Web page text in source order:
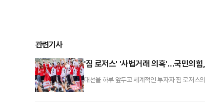
관련기사
'짐 로저스' '사법거래 의혹'…국민의
대선을 하루 앞두고 세계적인 투자자 짐 로저스
층 결집이 이뤄졌다 보고 이들을 최대한 투표장